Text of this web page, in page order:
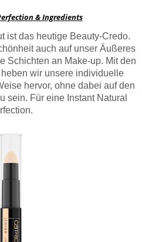
& Ingredients
ist das heutige Beauty-Credo.
auch auf unser Äußeres
Schichten an Make-up. Mit den
wir unsere individuelle
hervor, ohne dabei auf den
sein. Für eine Instant Natural